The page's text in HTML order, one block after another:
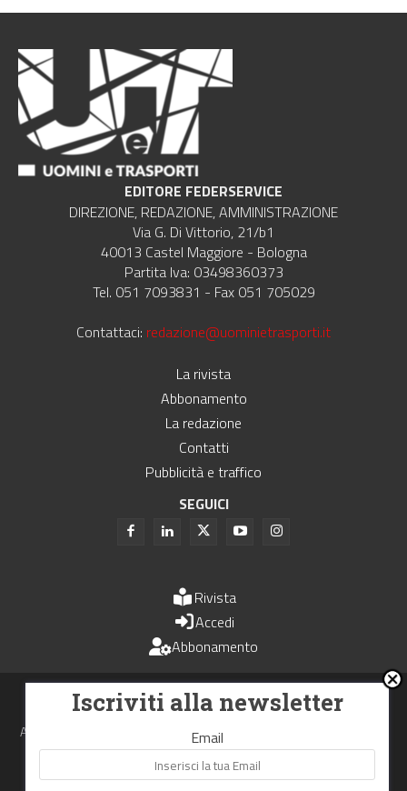
EDITORE FEDERSERVICE
DIREZIONE, REDAZIONE, AMMINISTRAZIONE
Via G. Di Vittorio, 21/b1
40013 Castel Maggiore - Bologna
Partita Iva: 03498360373
Tel. 051 7093831 - Fax 051 705029
Contattaci: redazione@uominietrasporti.it
La rivista
Abbonamento
La redazione
Contatti
Pubblicità e traffico
SEGUICI
Rivista
Accedi
Abbonamento
Uomini e Trasporti è un periodico associato all'Unione Stampa
Periodica Italiana - USPI
Autorizzazione del Tribunale di Bologna N.4993 del 15 giugno 1982
Webdesign made inNowhere
Iscriviti alla newsletter
Email